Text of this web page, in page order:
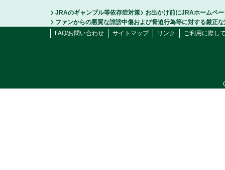
JRAのギャンブル等依存症対策
お出かけ前にJRAホームペ
ファンからの悪質な誹謗中傷および脅迫行為等に対する厳正
FAQ/お問い合わせ
サイトマップ リンク ご利用に際し